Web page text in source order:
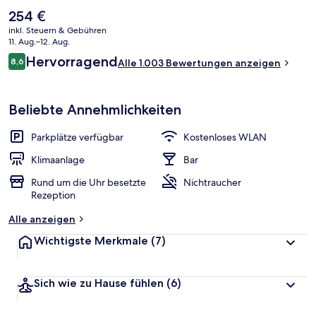
Der
aktuelle
Preis
beträgt
254 €.
254 €
inkl. Steuern & Gebühren
11. Aug.–12. Aug.
Bewertungen
8,68,6 von 10.
HervorragendAlle 1.003 Bewertungen anzeigen
Beliebte Annehmlichkeiten
Parkplätze verfügbar
Kostenloses WLAN
Klimaanlage
Bar
Rund um die Uhr besetzte
Rezeption
Nichtraucher
Alle anzeigen
Wichtigste Merkmale (7)
Sich wie zu Hause fühlen (6)